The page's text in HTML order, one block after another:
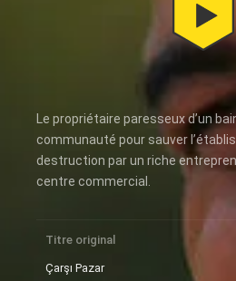
Le propriétaire paresseux d’un
communauté pour sauver
destruction par un riche
centre commercial.
Titre original
Çarşı Pazar